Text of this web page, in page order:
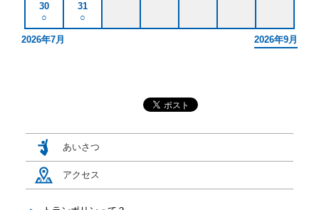
30
○
31
○
2026年7月 2026年9月
あいさつ
アクセス